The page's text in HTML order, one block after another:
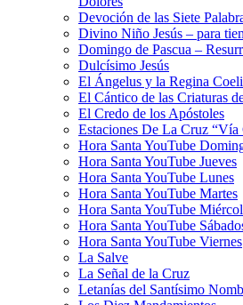
Devoción de las Siete
Divino Niño Jesús – para
Domingo de Pascua –
Dulcísimo Jesús
El Ángelus y la Regina Coeli
El Cántico de las Criaturas
El Credo de los Apóstoles
Estaciones De La Cruz “Vía
Hora Santa YouTube
Hora Santa YouTube Jueves
Hora Santa YouTube Lunes
Hora Santa YouTube Martes
Hora Santa YouTube
Hora Santa YouTube
Hora Santa YouTube Viernes
La Salve
La Señal de la Cruz
Letanías del Santísimo